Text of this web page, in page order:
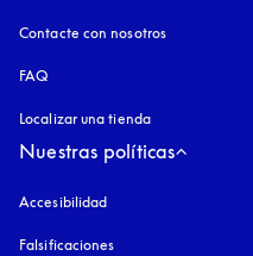
Contacte con nosotros
FAQ
Localizar una tienda
Nuestras políticas
Accesibilidad
Falsificaciones